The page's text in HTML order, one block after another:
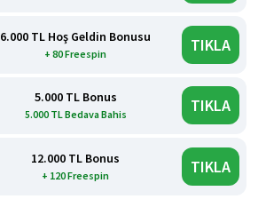
6.000 TL Hoş Geldin Bonusu
+ 80 Freespin TIKLA
5.000 TL Bonus
5.000 TL Bedava Bahis TIKLA
12.000 TL Bonus
+ 120 Freespin TIKLA